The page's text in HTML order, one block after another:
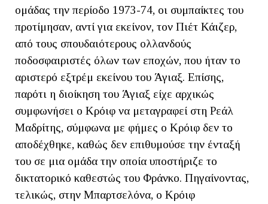
ομάδας την περίοδο 1973-74, οι συμπαίκτες του
προτίμησαν, αντί για εκείνον, τον Πιέτ Κάιζερ,
από τους σπουδαιότερους ολλανδούς
ποδοσφαιριστές όλων των εποχών, που ήταν το
αριστερό εξτρέμ εκείνου του Άγιαξ. Επίσης,
παρότι η διοίκηση του Άγιαξ είχε αρχικώς
συμφωνήσει ο Κρόιφ να μεταγραφεί στη Ρεάλ
Μαδρίτης, σύμφωνα με φήμες ο Κρόιφ δεν το
αποδέχθηκε, καθώς δεν επιθυμούσε την ένταξή
του σε μια ομάδα την οποία υποστήριζε το
δικτατορικό καθεστώς του Φράνκο. Πηγαίνοντας,
τελικώς, στην Μπαρτσελόνα, ο Κρόιφ